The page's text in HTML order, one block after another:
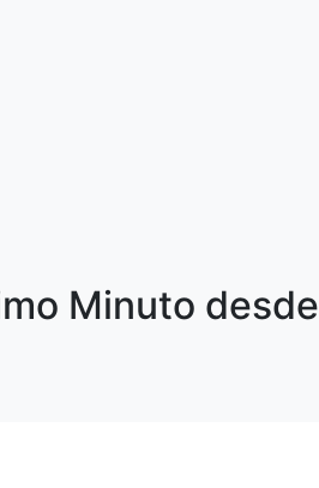
Minuto